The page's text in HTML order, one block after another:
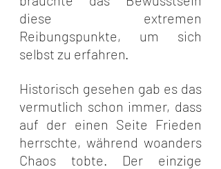
diese extremen
Reibungspunkte, um sich
selbst zu erfahren.
Historisch gesehen gab es das
vermutlich schon immer, dass
auf der einen Seite Frieden
herrschte, während woanders
Chaos tobte. Der einzige